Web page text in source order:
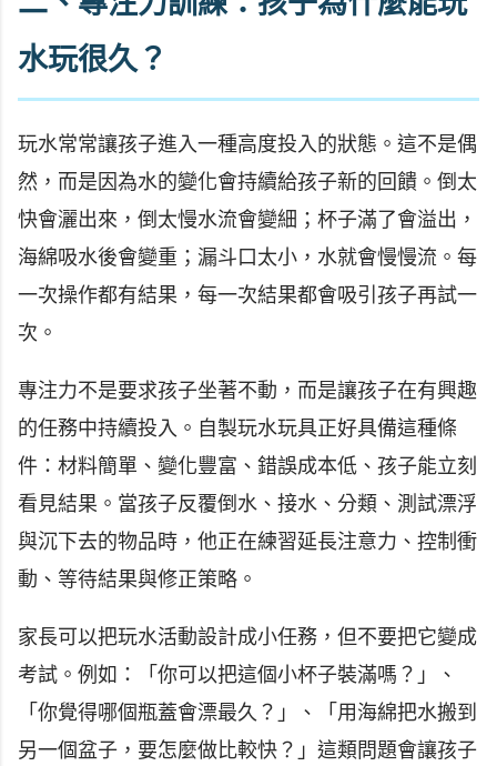
水玩很久？
玩水常常讓孩子進入一種高度投入的狀態。這不是偶
然，而是因為水的變化會持續給孩子新的回饋。倒太
快會灑出來，倒太慢水流會變細；杯子滿了會溢出，
海綿吸水後會變重；漏斗口太小，水就會慢慢流。每
一次操作都有結果，每一次結果都會吸引孩子再試一
次。
專注力不是要求孩子坐著不動，而是讓孩子在有興趣
的任務中持續投入。自製玩水玩具正好具備這種條
件：材料簡單、變化豐富、錯誤成本低、孩子能立刻
看見結果。當孩子反覆倒水、接水、分類、測試漂浮
與沉下去的物品時，他正在練習延長注意力、控制衝
動、等待結果與修正策略。
家長可以把玩水活動設計成小任務，但不要把它變成
考試。例如：「你可以把這個小杯子裝滿嗎？」、
「你覺得哪個瓶蓋會漂最久？」、「用海綿把水搬到
另一個盆子，要怎麼做比較快？」這類問題會讓孩子